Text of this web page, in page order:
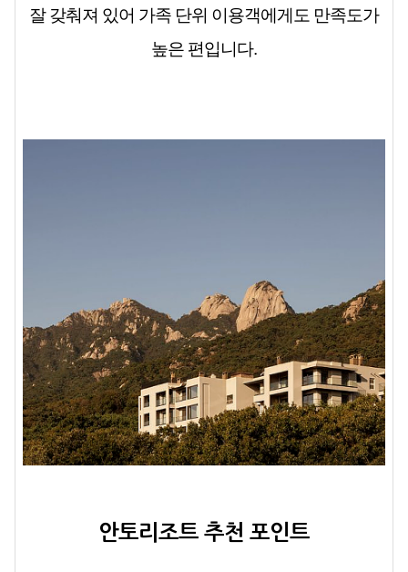
잘 갖춰져 있어 가족 단위 이용객에게도 만족도가
높은 편입니다.
안토리조트 추천 포인트